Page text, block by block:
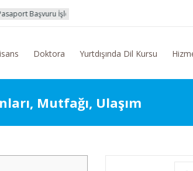
İşlemleri Yurtdışı Eğitim Konusunda Genel Bilgi
Doktora Yurtdışında Dil Kursu
Mutfağı, Ulaşım